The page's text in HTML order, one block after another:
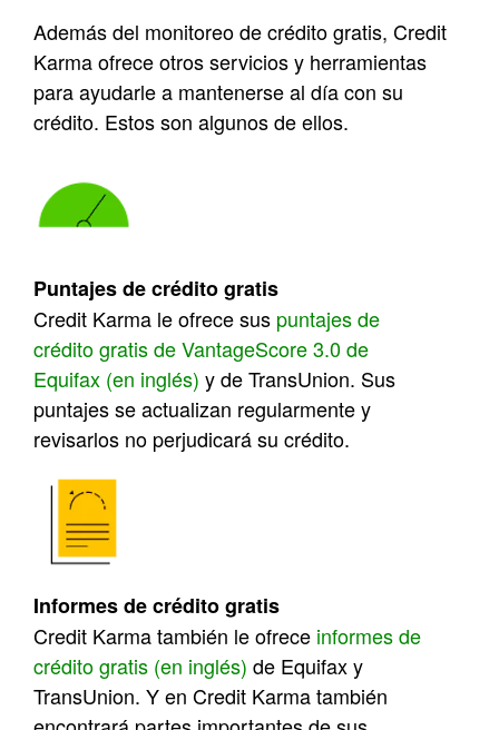
Además del monitoreo de crédito gratis, Credit
Karma ofrece otros servicios y herramientas
para ayudarle a mantenerse al día con su
crédito. Estos son algunos de ellos.
Puntajes de crédito gratis
Credit Karma le ofrece sus puntajes de
crédito gratis de VantageScore 3.0 de
Equifax (en inglés) y de TransUnion. Sus
puntajes se actualizan regularmente y
revisarlos no perjudicará su crédito.
Informes de crédito gratis
Credit Karma también le ofrece informes de
crédito gratis (en inglés) de Equifax y
TransUnion. Y en Credit Karma también